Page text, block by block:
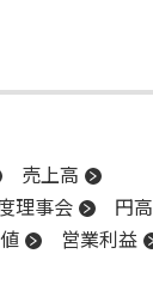
売上高
理事会
円高
営業利益